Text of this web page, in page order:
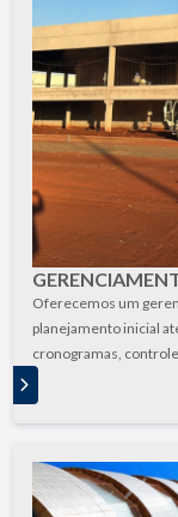
Oferecemos um
planejamento inicial
cronogramas,